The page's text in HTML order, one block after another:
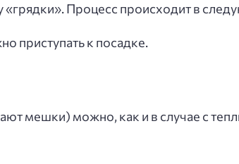
«грядки». Процесс происходит в
приступать к посадке.
мешки) можно, как и в случае с